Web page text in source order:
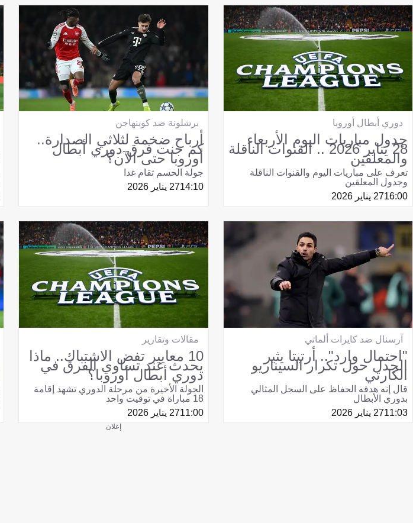
دوري أبطال أوروبا
جدول مباريات اليوم الأربعاء
28 يناير 2026 .. القنوات الناقلة
والمعلقين
تعرف على مباريات اليوم والقنوات الناقلة
وجدول المعلقين
16:0027 يناير 2026
برشلونة ضد كوبنهاجن
أرباح ضخمة لثلاثي الصدارة..
كم جنت فرق دوري أبطال
أوروبا حتى الآن؟
جولة الحسم تقام غدا
14:1027 يناير 2026
آرسنال ضد كايرات ألماتي
"احتمال وارد".. أرتيتا يثير
الجدل حول تكرار السيناريو
الكارثي
قال إنه هدفه الحفاظ على السجل المثالي
بدوري الأبطال
11:0327 يناير 2026
مقالات وتقارير
10 معايير تفض الاشتباك.. ماذا
يحدث عند تساوي الفرق في
دوري أبطال أوروبا؟
الجولة الأخيرة من مرحلة الدوري تشهد إقامة
18 مباراة في توقيت واحد
11:0027 يناير 2026
إعلان